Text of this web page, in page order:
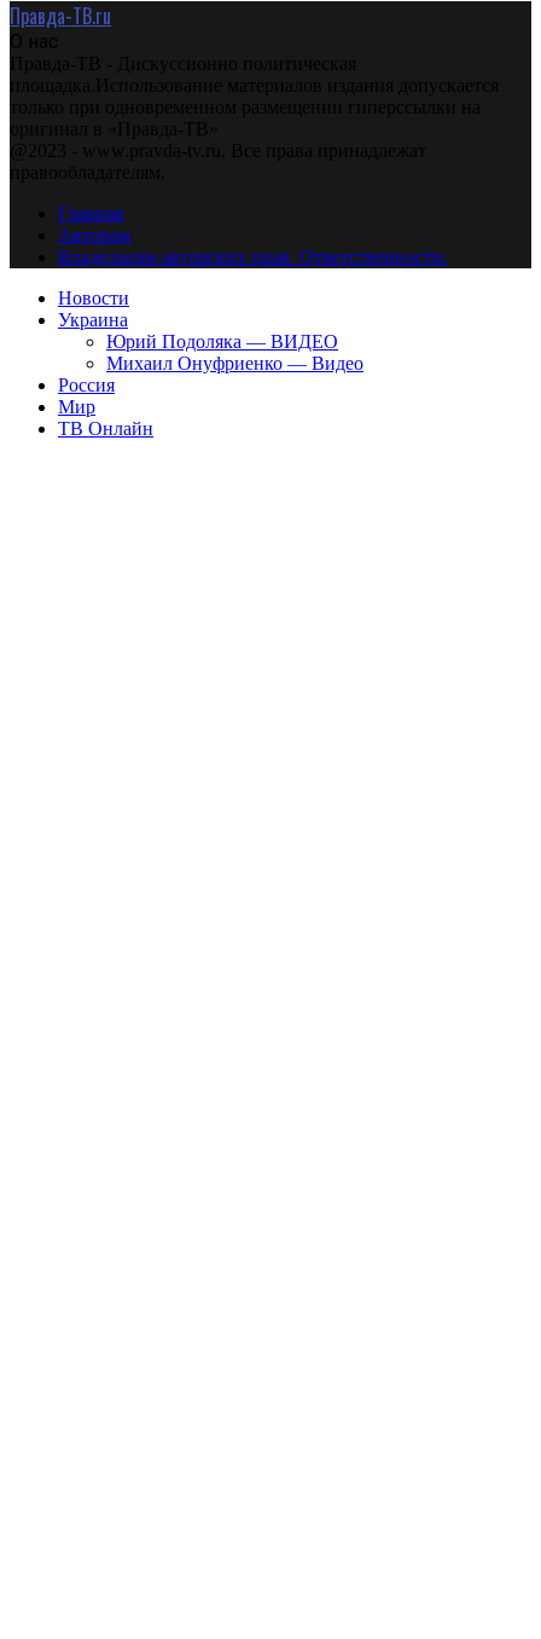
Правда-ТВ.ru
О нас
Правда-ТВ - Дискуссионно политическая
площадка.Использование материалов издания допускается
только при одновременном размещении гиперссылки на
оригинал в «Правда-ТВ»
@2023 - www.pravda-tv.ru. Все права принадлежат
правообладателям.
Главная
Авторам
Владельцам авторских прав. Ответственности.
Новости
Украина
Юрий Подоляка — ВИДЕО
Михаил Онуфриенко — Видео
Россия
Мир
ТВ Онлайн